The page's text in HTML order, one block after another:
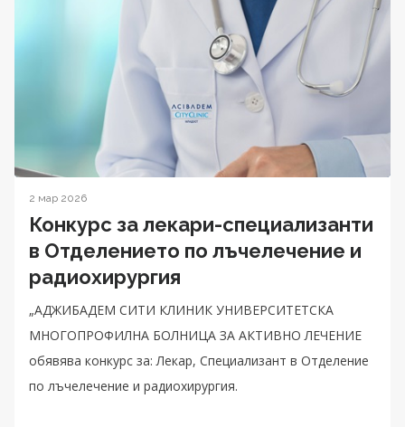
2 мар 2026
Конкурс за лекари-специализанти
в Отделението по лъчелечение и
радиохирургия
„АДЖИБАДЕМ СИТИ КЛИНИК УНИВЕРСИТЕТСКА
МНОГОПРОФИЛНА БОЛНИЦА ЗА АКТИВНО ЛЕЧЕНИЕ
обявява конкурс за: Лекар, Специализант в Отделение
по лъчелечение и радиохирургия.